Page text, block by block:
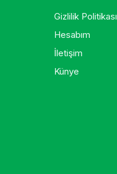
Gizlilik Politikası
Hesabım
İletişim
Künye